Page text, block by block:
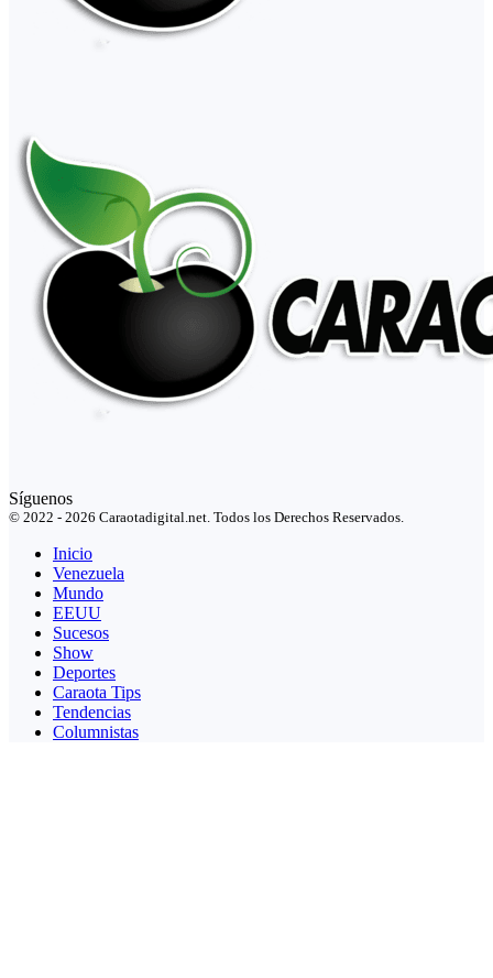
Síguenos
© 2022 - 2026 Caraotadigital.net. Todos los Derechos Reservados.
Inicio
Venezuela
Mundo
EEUU
Sucesos
Show
Deportes
Caraota Tips
Tendencias
Columnistas